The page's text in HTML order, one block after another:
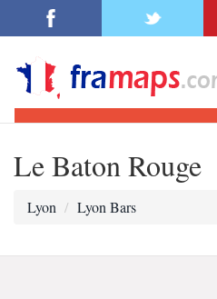
Le Baton Rouge
Lyon Lyon Bars